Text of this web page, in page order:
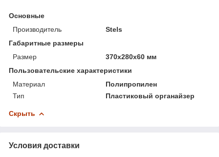
Основные
Производитель
Stels
Габаритные размеры
Размер
370х280х60 мм
Пользовательские характеристики
Материал
Полипропилен
Тип
Пластиковый органайзер
Скрыть
Условия доставки